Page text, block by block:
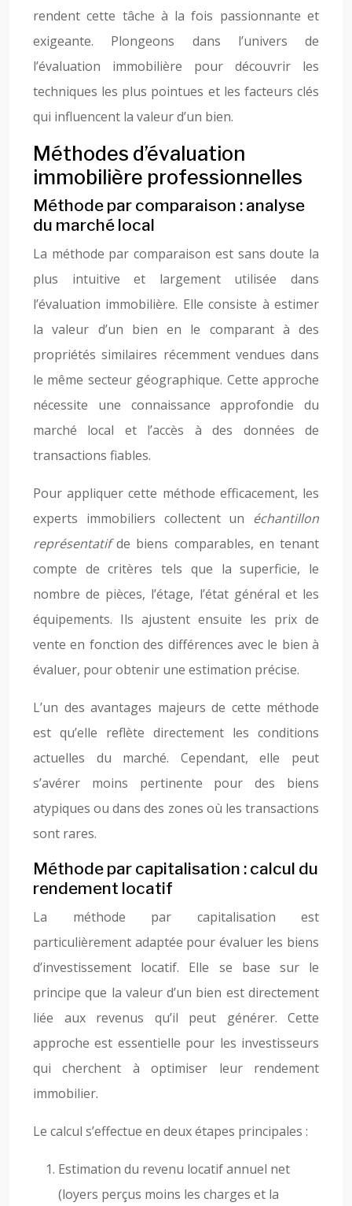
rendent cette tâche à la fois passionnante et
exigeante. Plongeons dans l’univers de
l’évaluation immobilière pour découvrir les
techniques les plus pointues et les facteurs clés
qui influencent la valeur d’un bien.
Méthodes d’évaluation
immobilière professionnelles
Méthode par comparaison : analyse
du marché local
La méthode par comparaison est sans doute la
plus intuitive et largement utilisée dans
l’évaluation immobilière. Elle consiste à estimer
la valeur d’un bien en le comparant à des
propriétés similaires récemment vendues dans
le même secteur géographique. Cette approche
nécessite une connaissance approfondie du
marché local et l’accès à des données de
transactions fiables.
Pour appliquer cette méthode efficacement, les
experts immobiliers collectent un échantillon
représentatifde biens comparables, en tenant
compte de critères tels que la superficie, le
nombre de pièces, l’étage, l’état général et les
équipements. Ils ajustent ensuite les prix de
vente en fonction des différences avec le bien à
évaluer, pour obtenir une estimation précise.
L’un des avantages majeurs de cette méthode
est qu’elle reflète directement les conditions
actuelles du marché. Cependant, elle peut
s’avérer moins pertinente pour des biens
atypiques ou dans des zones où les transactions
sont rares.
Méthode par capitalisation : calcul du
rendement locatif
La méthode par capitalisation est
particulièrement adaptée pour évaluer les biens
d’investissement locatif. Elle se base sur le
principe que la valeur d’un bien est directement
liée aux revenus qu’il peut générer. Cette
approche est essentielle pour les investisseurs
qui cherchent à optimiser leur rendement
immobilier.
Le calcul s’effectue en deux étapes principales :
Estimation du revenu locatif annuel net
(loyers perçus moins les charges et la